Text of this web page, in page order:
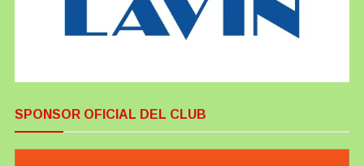
SPONSOR OFICIAL DEL CLUB